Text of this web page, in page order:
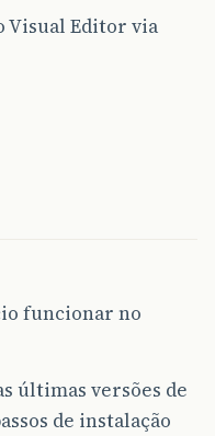
Visual Editor via
funcionar no
últimas versões de
de instalação